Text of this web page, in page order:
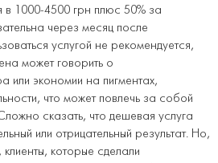
в 1000-4500 грн плюс 50% за
через месяц после
услугой не рекомендуется,
может говорить о
или экономии на пигментах,
что может повлечь за собой
сказать, что дешевая услуга
или отрицательный результат. Но,
которые сделали